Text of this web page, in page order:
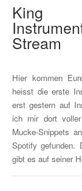
King
Stream
Hier kommen
heisst die erste
erst gestern auf
ich mir dort
Mucke-Snippets
Spotify gefunden.
gibt es auf seiner